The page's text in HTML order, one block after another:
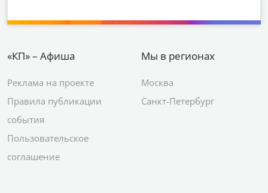
«КП» – Афиша
Реклама на проекте
Правила публикации
события
Пользовательское
соглашение
Мы в регионах
Москва
Санкт-Петербург